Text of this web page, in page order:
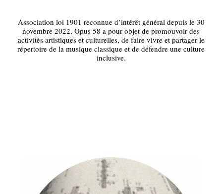
Association loi 1901 reconnue d’intérêt général depuis le 30
novembre 2022, Opus 58 a pour objet de promouvoir des
activités artistiques et culturelles, de faire vivre et partager le
répertoire de la musique classique et de défendre une culture
inclusive.